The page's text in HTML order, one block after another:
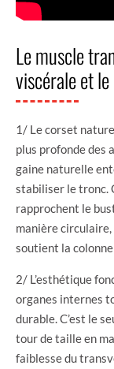
Le muscle
viscérale et
1/ Le corset
plus profonde des
gaine naturelle
stabiliser le tronc.
rapprochent le
manière
soutient la colonne
2/ L’esthétique
organes internes
durable. C’est le
tour de taille en
faiblesse du